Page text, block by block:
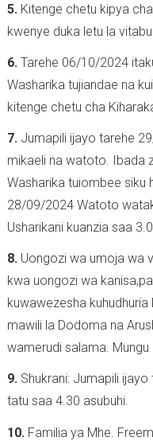
5. Kitenge chetu kipya
kwenye duka letu la
6. Tarehe 06/10/2024
Washarika tujiandae na
kitenge chetu cha
7. Jumapili ijayo tarehe
mikaeli na watoto. Ibada
Washarika tuiombee siku
28/09/2024 Watoto
Usharikani kuanzia saa
8. Uongozi wa umoja wa
kwa uongozi wa
kuwawezesha
mawili la Dodoma na
wamerudi salama.
9. Shukrani: Jumapili
tatu saa 4.30 asubuhi.
10. Familia ya Mhe.